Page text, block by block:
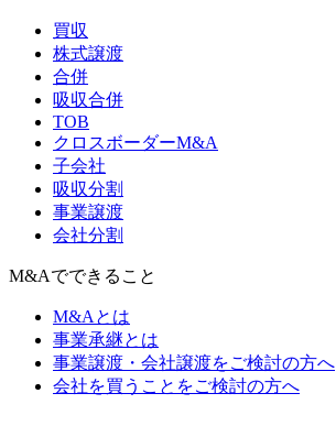
買収
株式譲渡
合併
吸収合併
TOB
クロスボーダーM&A
子会社
吸収分割
事業譲渡
会社分割
M&Aでできること
M&Aとは
事業承継とは
事業譲渡・会社譲渡をご検討の方へ
会社を買うことをご検討の方へ